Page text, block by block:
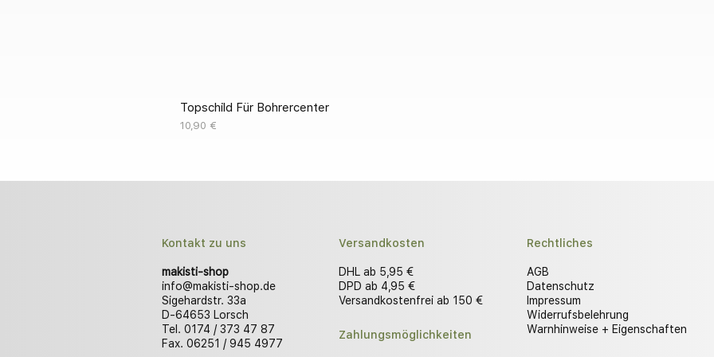
Topschild Für Bohrercenter
Preis
10,90 €
Kontakt zu uns
makisti-shop
info@makisti-shop.de
Sigehardstr. 33a
D-64653 Lorsch
Tel. 0174 / 373 47 87
Fax. 06251 / 945 4977
Versandkosten
DHL ab 5,95 €
DPD ab 4,95 €
Versandkostenfrei ab 150 €
Zahlungsmöglichkeiten
Rechtliches
AGB
Datenschutz
Impressum
Widerrufsbelehrung
Warnhinweise + Eigenschaften